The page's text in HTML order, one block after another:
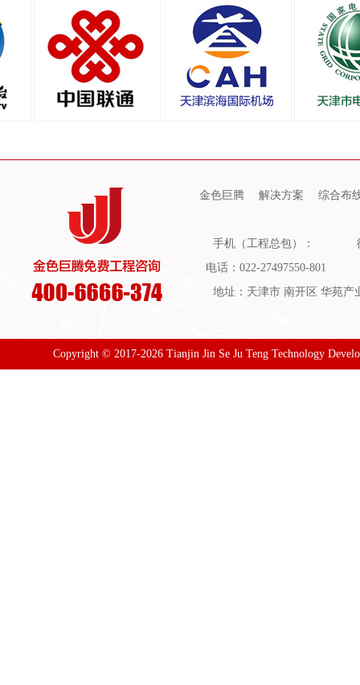
金色巨腾 解决方案 综合布
手机（工程总包）：
电话：022-27497550-801
地址：天津市 南开区 华苑产
Copyright © 2017-2026 Tianjin Jin Se Ju Teng Technology